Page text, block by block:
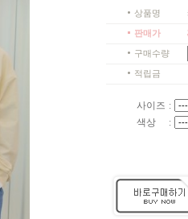
상품명
판매가
구매수량
적립금
사이즈 :
색상
: